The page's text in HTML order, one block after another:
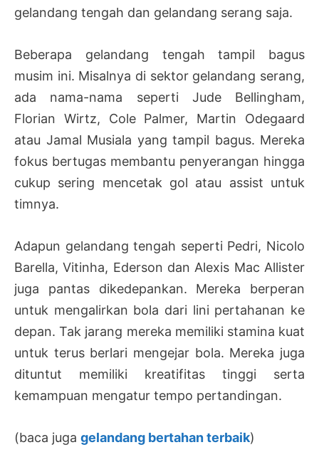
gelandang tengah dan gelandang serang saja.
Beberapa gelandang tengah tampil bagus
musim ini. Misalnya di sektor gelandang serang,
ada nama-nama seperti Jude Bellingham,
Florian Wirtz, Cole Palmer, Martin Odegaard
atau Jamal Musiala yang tampil bagus. Mereka
fokus bertugas membantu penyerangan hingga
cukup sering mencetak gol atau assist untuk
timnya.
Adapun gelandang tengah seperti Pedri, Nicolo
Barella, Vitinha, Ederson dan Alexis Mac Allister
juga pantas dikedepankan. Mereka berperan
untuk mengalirkan bola dari lini pertahanan ke
depan. Tak jarang mereka memiliki stamina kuat
untuk terus berlari mengejar bola. Mereka juga
dituntut memiliki kreatifitas tinggi serta
kemampuan mengatur tempo pertandingan.
(baca juga gelandang bertahan terbaik)